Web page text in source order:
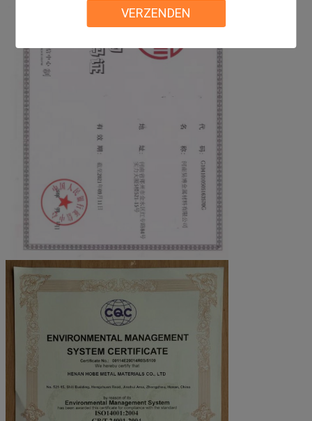
VERZENDEN